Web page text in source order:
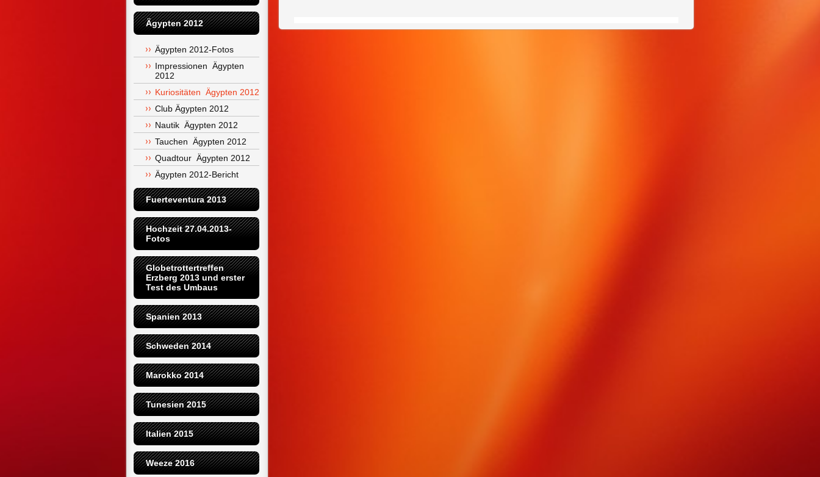
Ägypten 2012
Ägypten 2012-Fotos
Impressionen  Ägypten
2012
Kuriositäten  Ägypten 2012
Club Ägypten 2012
Nautik  Ägypten 2012
Tauchen  Ägypten 2012
Quadtour  Ägypten 2012
Ägypten 2012-Bericht
Fuerteventura 2013
Hochzeit 27.04.2013-
Fotos
Globetrottertreffen
Erzberg 2013 und erster
Test des Umbaus
Spanien 2013
Schweden 2014
Marokko 2014
Tunesien 2015
Italien 2015
Weeze 2016